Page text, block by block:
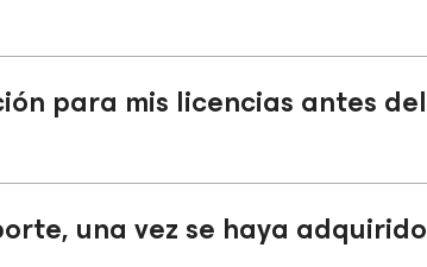
para mis licencias antes del
una vez se haya adquirido